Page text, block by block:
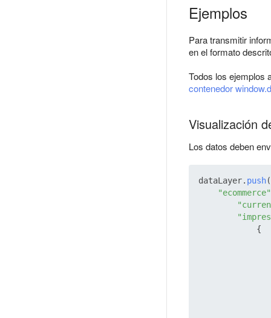
Ejemplos
Para transmitir
en el formato
Todos los ejemplos
contenedor
Visualización
Los datos deben
dataLayer. push
"ecommerce"
            {